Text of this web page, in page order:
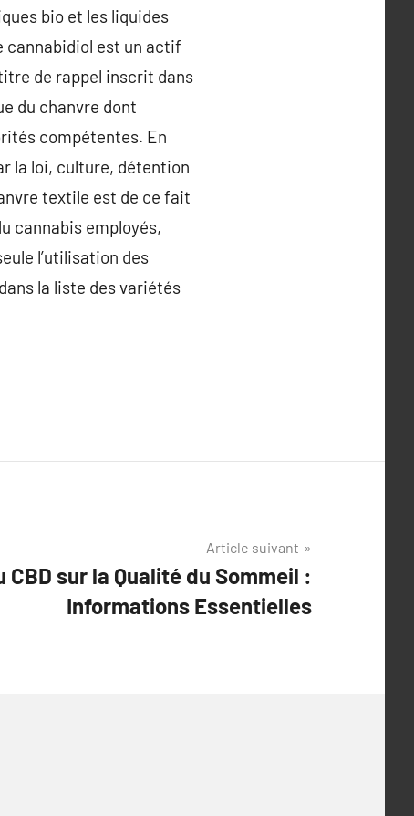
bio et les liquides
cannabidiol est un actif
de rappel inscrit dans
du chanvre dont
compétentes. En
la loi, culture, détention
textile est de ce fait
cannabis employés,
l’utilisation des
la liste des variétés
Article suivant
CBD sur la Qualité du Sommeil :
Informations Essentielles